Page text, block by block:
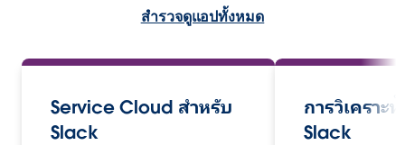
สำรวจดูแอปทั้งหมด
Service Cloud สำหรับ
Slack
การวิเคราะ
Slack